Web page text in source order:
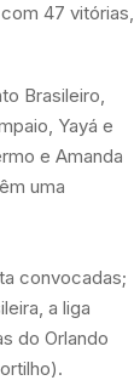
47 vitórias,
Brasileiro,
Yayá e
e Amanda
uma
convocadas;
a liga
do Orlando